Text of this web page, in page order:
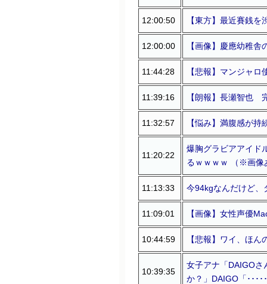
12:00:50 【東方】最近賽銭
12:00:00 【画像】慶應幼稚
11:44:28 【悲報】マンジャロ
11:39:16 【朗報】長瀬智也
11:32:57 【悩み】満腹感が
11:20:22
爆胸グラビアアイド
るｗｗｗｗ （※画像
11:13:33 今94kgなんだけど、
11:09:01 【画像】女性声優
10:44:59 【悲報】ワイ、ほ
10:39:35
女子アナ「DAIGOさ
か？」DAIGO「･･･